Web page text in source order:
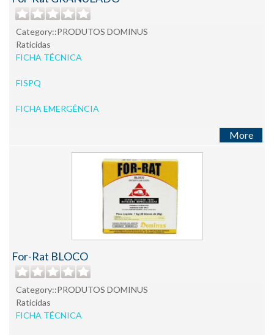
Category::PRODUTOS DOMINUS
Raticidas
FICHA TÉCNICA
FISPQ
FICHA EMERGÊNCIA
More
For-Rat BLOCO
Category::PRODUTOS DOMINUS
Raticidas
FICHA TÉCNICA